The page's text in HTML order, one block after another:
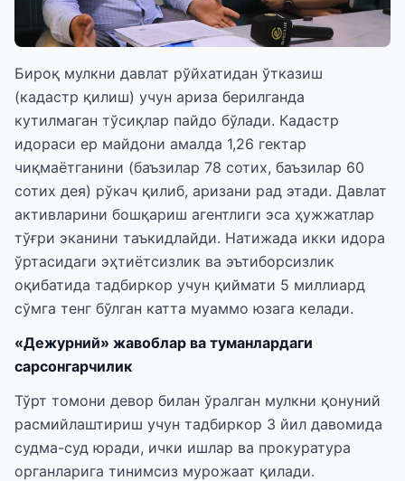
Бироқ мулкни давлат рўйхатидан ўтказиш
(кадастр қилиш) учун ариза берилганда
кутилмаган тўсиқлар пайдо бўлади. Кадастр
идораси ер майдони амалда 1,26 гектар
чиқмаётганини (баъзилар 78 сотих, баъзилар 60
сотих дея) рўкач қилиб, аризани рад этади. Давлат
активларини бошқариш агентлиги эса ҳужжатлар
тўғри эканини таъкидлайди. Натижада икки идора
ўртасидаги эҳтиётсизлик ва эътиборсизлик
оқибатида тадбиркор учун қиймати 5 миллиард
сўмга тенг бўлган катта муаммо юзага келади.
«Дежурний» жавоблар ва туманлардаги
сарсонгарчилик
Тўрт томони девор билан ўралган мулкни қонуний
расмийлаштириш учун тадбиркор 3 йил давомида
судма-суд юради, ички ишлар ва прокуратура
органларига тинимсиз мурожаат қилади.